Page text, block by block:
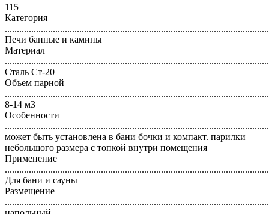
115
Категория
Печи банные и камины
Материал
Сталь Ст-20
Объем парной
8-14 м3
Особенности
может быть установлена в бани бочки и компакт. парилки
небольшого размера с топкой внутри помещения
Применение
Для бани и сауны
Размещение